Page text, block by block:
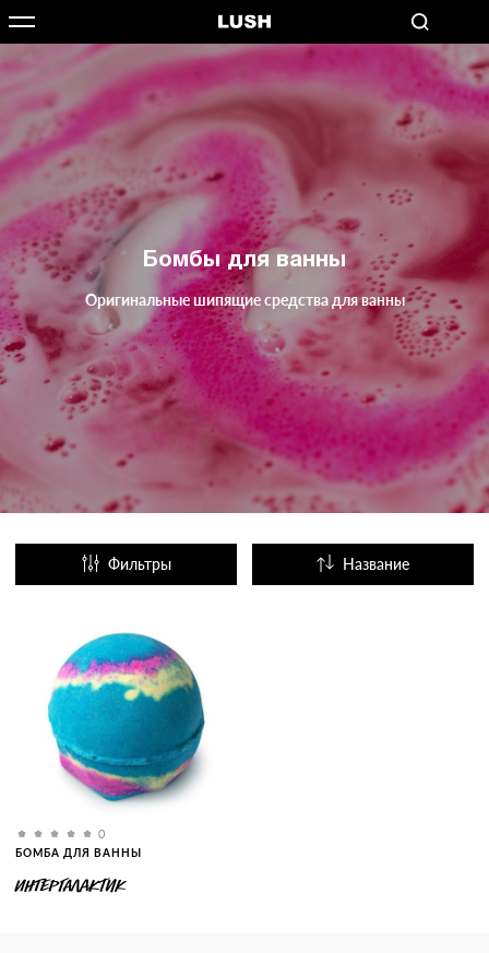
Бомбы для ванны
Оригинальные шипящие средства для ванны
Фильтры Название
0
БОМБА ДЛЯ ВАННЫ
ИНТЕРГАЛАКТИК